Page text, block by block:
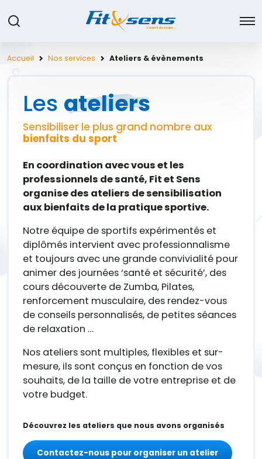
Accueil Nos services Ateliers & évènements
Les ateliers
Sensibiliser le plus grand nombre aux
bienfaits du sport
En coordination avec vous et les
professionnels de santé, Fit et Sens
organise des ateliers de sensibilisation
aux bienfaits de la pratique sportive.
Notre équipe de sportifs expérimentés et
diplômés intervient avec professionnalisme
et toujours avec une grande convivialité pour
animer des journées ‘santé et sécurité’, des
cours découverte de Zumba, Pilates,
renforcement musculaire, des rendez-vous
de conseils personnalisés, de petites séances
de relaxation …
Nos ateliers sont multiples, flexibles et sur-
mesure, ils sont conçus en fonction de vos
souhaits, de la taille de votre entreprise et de
votre budget.
Découvrez les ateliers que nous avons organisés
Contactez-nous pour organiser un atelier